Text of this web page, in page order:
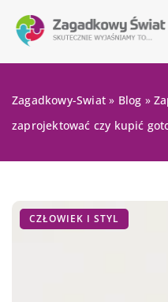
Zagadkowy-Swiat » Blog »
zaprojektować czy kupić
CZŁOWIEK I STYL